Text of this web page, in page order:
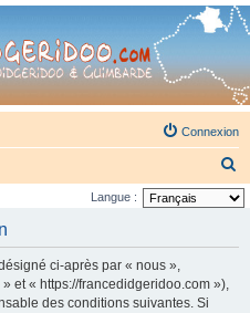
- retrouvez la communauté.
Connexion
e
h
Langue :
ci-après par « nous »,
et « https://francedidgeridoo.com »),
des conditions suivantes. Si